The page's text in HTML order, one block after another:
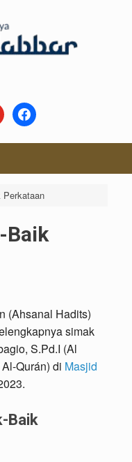
facebook
Perkataan
Baik
(Ahsanal Hadits)
simak
S.Pd.I (Al
Qurán) di Masjid
Baik